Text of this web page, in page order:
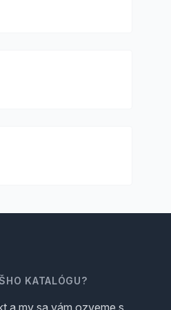
KATALÓGU?
a my sa vám ozveme s